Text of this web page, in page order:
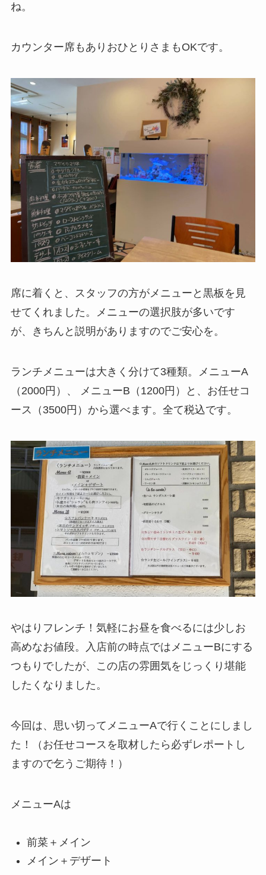
ね。
カウンター席もありおひとりさまもOKです。
席に着くと、スタッフの方がメニューと黒板を見
せてくれました。メニューの選択肢が多いです
が、きちんと説明がありますのでご安心を。
ランチメニューは大きく分けて3種類。メニューA
（2000円）、 メニューB（1200円）と、お任せコ
ース（3500円）から選べます。全て税込です。
やはりフレンチ！気軽にお昼を食べるには少しお
高めなお値段。入店前の時点ではメニューBにする
つもりでしたが、この店の雰囲気をじっくり堪能
したくなりました。
今回は、思い切ってメニューAで行くことにしまし
た！（お任せコースを取材したら必ずレポートし
ますので乞うご期待！）
メニューAは
前菜＋メイン
メイン＋デザート